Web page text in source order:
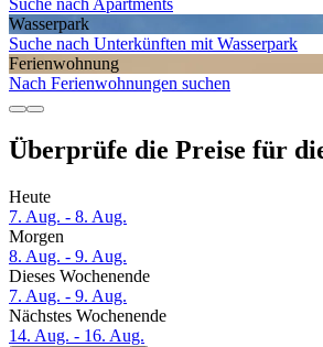
Suche nach Apartments
Wasserpark
Suche nach Unterkünften mit Wasserpark
Ferien­wohnung
Nach Ferienwohnungen suchen
Überprüfe die Preise für
Heute
7. Aug. - 8. Aug.
Morgen
8. Aug. - 9. Aug.
Dieses Wochenende
7. Aug. - 9. Aug.
Nächstes Wochenende
14. Aug. - 16. Aug.